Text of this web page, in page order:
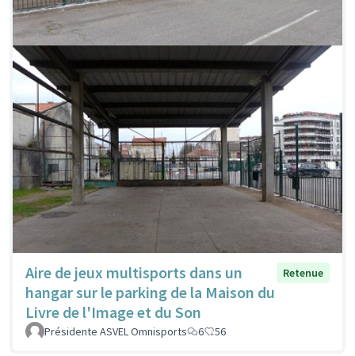
Aire de jeux multisports dans un
hangar sur le parking de la Maison du
Livre de l'Image et du Son
Retenue
Présidente ASVEL Omnisports 6 56